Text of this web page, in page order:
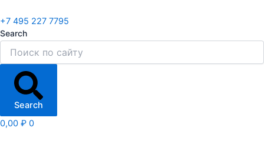
+7 495 227 7795
Search
Search
0,00 ₽ 0